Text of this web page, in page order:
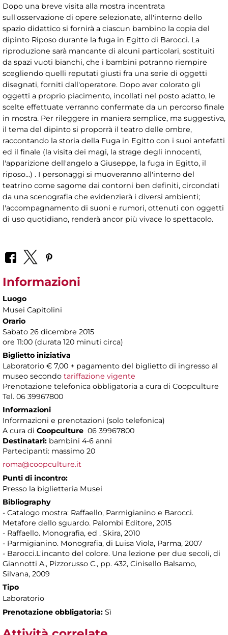
Dopo una breve visita alla mostra incentrata
sull'osservazione di opere selezionate, all'interno dello
spazio didattico si fornirà a ciascun bambino la copia del
dipinto Riposo durante la fuga in Egitto di Barocci. La
riproduzione sarà mancante di alcuni particolari, sostituiti
da spazi vuoti bianchi, che i bambini potranno riempire
scegliendo quelli reputati giusti fra una serie di oggetti
disegnati, forniti dall'operatore. Dopo aver colorato gli
oggetti a proprio piacimento, incollati nel posto adatto, le
scelte effettuate verranno confermate da un percorso finale
in mostra. Per rileggere in maniera semplice, ma suggestiva,
il tema del dipinto si proporrà il teatro delle ombre,
raccontando la storia della Fuga in Egitto con i suoi antefatti
ed il finale (la visita dei magi, la strage degli innocenti,
l'apparizione dell'angelo a Giuseppe, la fuga in Egitto, il
riposo...) . I personaggi si muoveranno all'interno del
teatrino come sagome dai contorni ben definiti, circondati
da una scenografia che evidenzierà i diversi ambienti;
l'accompagnamento di suoni e rumori, ottenuti con oggetti
di uso quotidiano, renderà ancor più vivace lo spettacolo.
Informazioni
Luogo
Musei Capitolini
Orario
Sabato 26 dicembre 2015
ore 11:00 (durata 120 minuti circa)
Biglietto iniziativa
Laboratorio € 7,00 + pagamento del biglietto di ingresso al
museo secondo tariffazione vigente
Prenotazione telefonica obbligatoria a cura di Coopculture
Tel. 06 39967800
Informazioni
Informazioni e prenotazioni (solo telefonica)
A cura di Coopculture 06 39967800
Destinatari: bambini 4-6 anni
Partecipanti: massimo 20
roma@coopculture.it
Punti di incontro:
Presso la biglietteria Musei
Bibliography
- Catalogo mostra: Raffaello, Parmigianino e Barocci.
Metafore dello sguardo. Palombi Editore, 2015
- Raffaello. Monografia, ed . Skira, 2010
- Parmigianino. Monografia, di Luisa Viola, Parma, 2007
- Barocci.L'incanto del colore. Una lezione per due secoli, di
Giannotti A., Pizzorusso C., pp. 432, Cinisello Balsamo,
Silvana, 2009
Tipo
Laboratorio
Prenotazione obbligatoria: Sì